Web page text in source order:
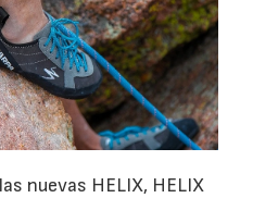
nuevas HELIX, HELIX